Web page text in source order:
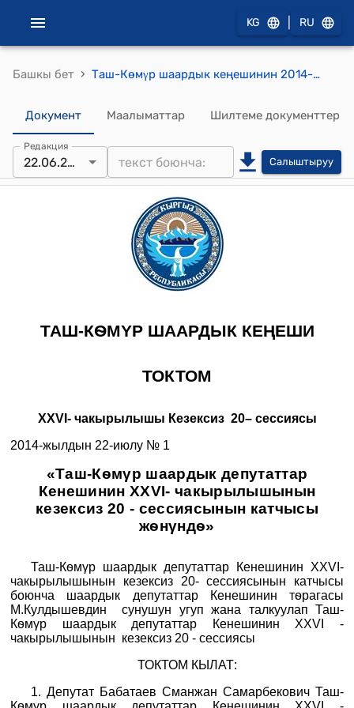
KG RU
Башкы бет › Таш-Кѳмγр шаардык кеңешинин 2014-жылдын 22-июлундагы № 1 "Таш-Кѳмγр шаардык депутаттар кеңешинин XXVI- чакырылышынын кезексиз 20 - сессиясынын катчысы жѳнγндѳ" токтому
Документ Маалыматтар Шилтеме документтер
Редакция
22.06.2014 Салыштыруу